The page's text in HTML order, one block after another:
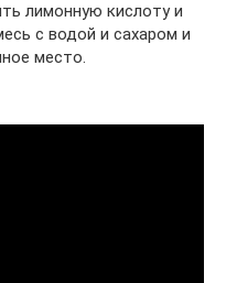
лимонную кислоту и
с водой и сахаром и
место.